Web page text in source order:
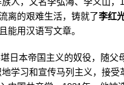
离的艰难生活，铸就了李红
能用汉语写文章。
日本帝国主义的奴役，随父
学习和宣传马列主义，接